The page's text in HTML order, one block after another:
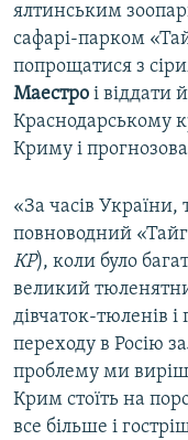
Усі сайти RFE/RL
ялтинським
сафарі-парком
попрощатися з
Маестро і віддати
Краснодарському
Криму і
«За часів України,
повноводний
КР), коли було
великий
дівчаток-тюленів і
переходу в Росію
проблему ми
Крим стоїть на
все більше і